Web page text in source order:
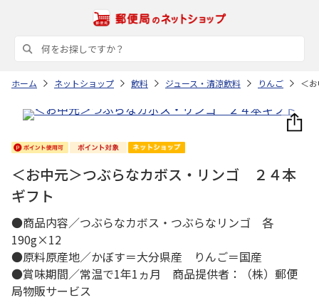
ホーム ネットショップ 飲料 ジュース・清涼飲料 りんご ＜
＜お中元＞つぶらなカボス・リンゴ ２４本
ギフト
●商品内容／つぶらなカボス・つぶらなリンゴ 各
190g×12
●原料原産地／かぼす＝大分県産 りんご＝国産
●賞味期間／常温で1年1ヵ月 商品提供者：（株）郵便
局物販サービス